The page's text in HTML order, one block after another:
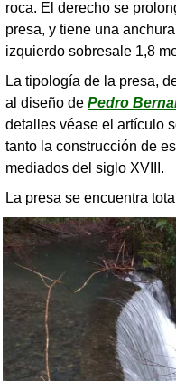
roca. El derecho se
presa, y tiene una
izquierdo sobresale 1,8
La tipología de la presa,
al diseño de Pedro
detalles véase el artículo
tanto la construcción de
mediados del siglo XVIII.
La presa se encuentra